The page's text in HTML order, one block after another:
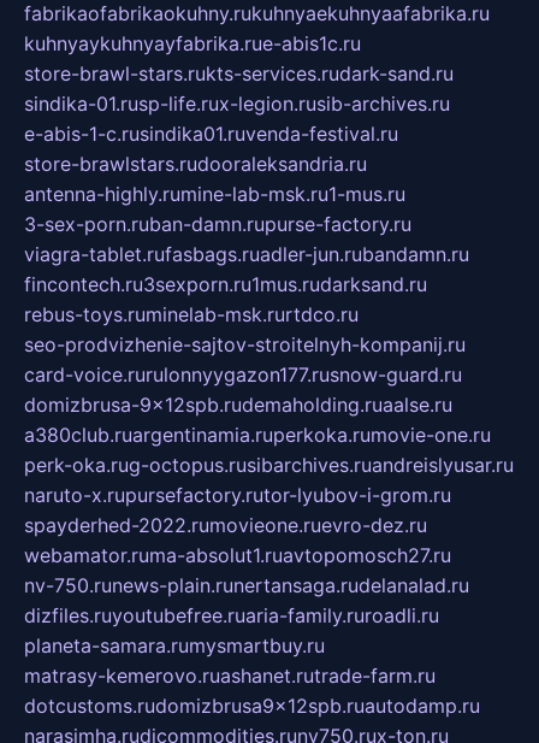
fabrikaofabrikaokuhny.rukuhnyaekuhnyaafabrika.ru
kuhnyaykuhnyayfabrika.rue-abis1c.ru
store-brawl-stars.rukts-services.rudark-sand.ru
sindika-01.rusp-life.rux-legion.rusib-archives.ru
e-abis-1-c.rusindika01.ruvenda-festival.ru
store-brawlstars.rudooraleksandria.ru
antenna-highly.rumine-lab-msk.ru1-mus.ru
3-sex-porn.ruban-damn.rupurse-factory.ru
viagra-tablet.rufasbags.ruadler-jun.rubandamn.ru
fincontech.ru3sexporn.ru1mus.rudarksand.ru
rebus-toys.ruminelab-msk.rurtdco.ru
seo-prodvizhenie-sajtov-stroitelnyh-kompanij.ru
card-voice.rurulonnyygazon177.rusnow-guard.ru
domizbrusa-9x12spb.rudemaholding.ruaalse.ru
a380club.ruargentinamia.ruperkoka.rumovie-one.ru
perk-oka.rug-octopus.rusibarchives.ruandreislyusar.ru
naruto-x.rupursefactory.rutor-lyubov-i-grom.ru
spayderhed-2022.rumovieone.ruevro-dez.ru
webamator.ruma-absolut1.ruavtopomosch27.ru
nv-750.runews-plain.runertansaga.rudelanalad.ru
dizfiles.ruyoutubefree.ruaria-family.ruroadli.ru
planeta-samara.rumysmartbuy.ru
matrasy-kemerovo.ruashanet.rutrade-farm.ru
dotcustoms.rudomizbrusa9x12spb.ruautodamp.ru
narasimha.rudjcommodities.runv750.rux-ton.ru